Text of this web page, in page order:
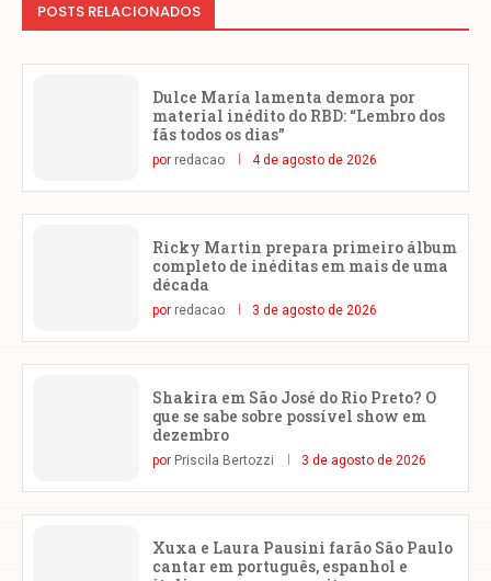
POSTS RELACIONADOS
Dulce María lamenta demora por
material inédito do RBD: “Lembro dos
fãs todos os dias”
por redacao 4 de agosto de 2026
Ricky Martin prepara primeiro álbum
completo de inéditas em mais de uma
década
por redacao 3 de agosto de 2026
Shakira em São José do Rio Preto? O
que se sabe sobre possível show em
dezembro
por Priscila Bertozzi 3 de agosto de 2026
Xuxa e Laura Pausini farão São Paulo
cantar em português, espanhol e